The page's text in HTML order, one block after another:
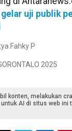
uji publik
Fahky P
2025
konten, melakukan
AI di situs web ini